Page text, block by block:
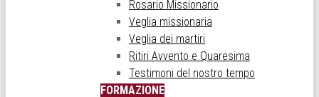
Rosario Missionario
Veglia missionaria
Veglia dei martiri
Ritiri Avvento e Quaresima
Testimoni del nostro tempo
FORMAZIONE